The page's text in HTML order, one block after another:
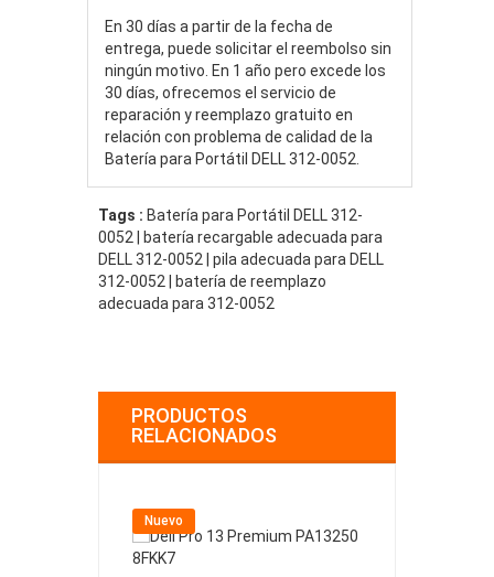
En 30 días a partir de la fecha de
entrega, puede solicitar el reembolso sin
ningún motivo. En 1 año pero excede los
30 días, ofrecemos el servicio de
reparación y reemplazo gratuito en
relación con problema de calidad de la
Batería para Portátil DELL 312-0052.
Tags : Batería para Portátil DELL 312-
0052 | batería recargable adecuada para
DELL 312-0052 | pila adecuada para DELL
312-0052 | batería de reemplazo
adecuada para 312-0052
PRODUCTOS
RELACIONADOS
Nuevo